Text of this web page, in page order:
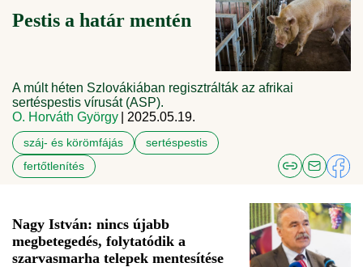
Pestis a határ mentén
A múlt héten Szlovákiában regisztrálták az afrikai
sertéspestis vírusát (ASP).
O. Horváth György
| 2025.05.19.
száj- és körömfájás
sertéspestis
fertőtlenítés
Nagy István: nincs újabb
megbetegedés, folytatódik a
szarvasmarha telepek mentesítése